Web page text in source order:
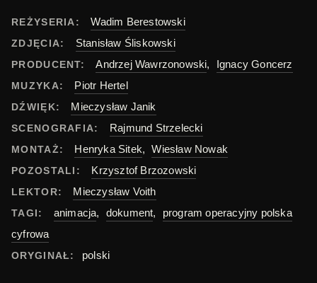
REŻYSERIA: Wadim Berestowski
ZDJĘCIA: Stanisław Śliskowski
PRODUCENT: Andrzej Wawrzonowski, Ignacy Goncerz
MUZYKA: Piotr Hertel
DŹWIĘK: Mieczysław Janik
SCENOGRAFIA: Rajmund Strzelecki
MONTAŻ: Henryka Sitek, Wiesław Nowak
POZOSTALI: Krzysztof Brzozowski
LEKTOR: Mieczysław Voith
TAGI: animacja, dokument,
program operacyjny polska
cyfrowa
ORYGINAŁ: polski